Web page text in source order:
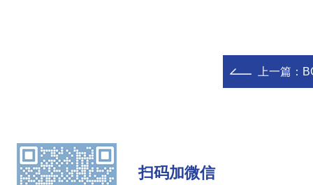
上一篇：
扫码加微信